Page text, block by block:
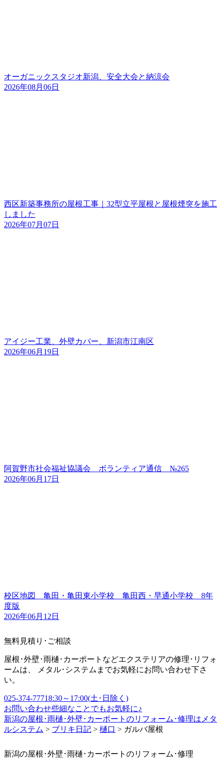
オーガニックスタジオ新潟、安全大会と納涼会
2026年08月06日
西区新築事務所の屋根工事｜32型立平屋根と屋根煙突を施工
しました
2026年07月07日
アイジー工業、外壁カバー、新潟市江南区
2026年06月19日
阿賀野市社会福祉協議会 ボランティア通信 №265
2026年06月17日
校区地図 亀田・亀田東小学校 亀田西・早通小学校 8年
度版
2026年06月12日
無料見積り･ご相談
屋根･外壁･雨樋･カーポートなどエクステリアの修理･リフォ
ームは、 メタル･システムまでお気軽にお問い合わせ下さ
い。
025-374-77718:30～17:00(土･日除く)
お問い合わせ些細なことでもお気軽に♪
新潟の屋根･雨樋･外壁･カーポートのリフォーム･修理はメタ
ルシステム > ブリキ日記 > 樋口 > ガルバ屋根
新潟の屋根･外壁･雨樋･カーポートのリフォーム･修理